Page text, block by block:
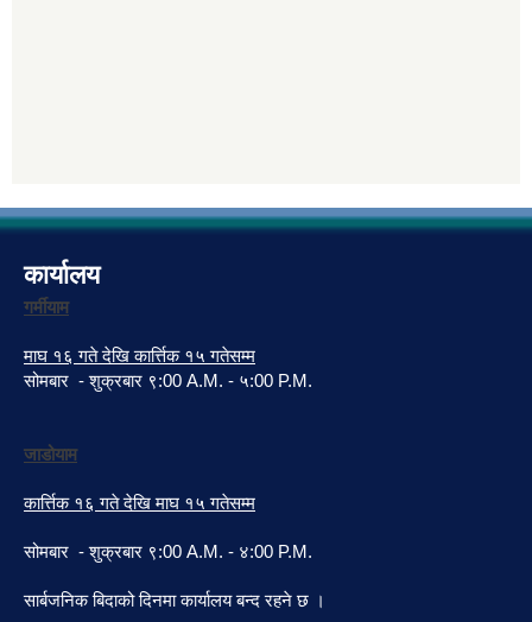
कार्यालय
गर्मीयाम
माघ १६ गते देखि कार्त्तिक १५ गतेसम्म
सोमबार - शुक्रबार ९:00 A.M. - ५:00 P.M.
जाडोयाम
कार्त्तिक १६ गते देखि माघ १५ गतेसम्म
सोमबार - शुक्रबार ९:00 A.M. - ४:00 P.M.
सार्बजनिक बिदाको दिनमा कार्यालय बन्द रहने छ ।